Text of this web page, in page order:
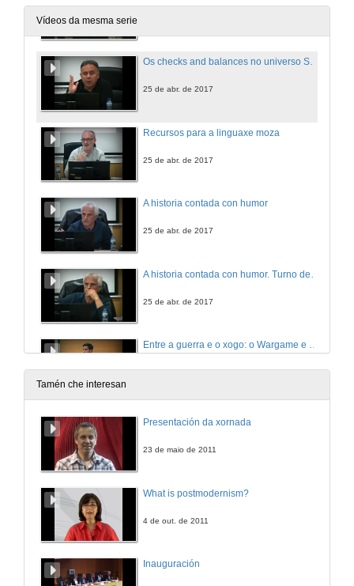
Vídeos da mesma serie
Os checks and balances no universo Star Wars e no sistema constitucional norteamericano. Turno de preguntas
25 de abr. de 2017
Recursos para a linguaxe moza
25 de abr. de 2017
A historia contada con humor
25 de abr. de 2017
25 de abr. de 2017
Entre a guerra e o xogo: o Wargame e o seu potencial didáctico
26 de abr. de 2017
Tamén che interesan
Presentación da xornada
23 de maio de 2011
What is postmodernism?
4 de out. de 2011
Inauguración